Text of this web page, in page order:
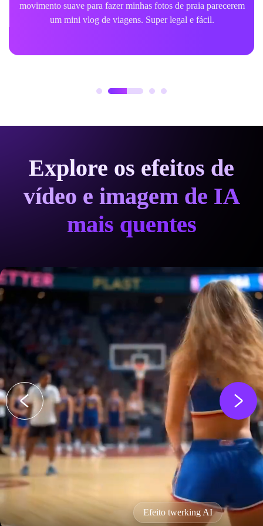
movimento suave para fazer minhas fotos de praia parecerem
um mini vlog de viagens. Super legal e fácil.
Explore os efeitos de
vídeo e imagem de IA
mais quentes
Efeito twerking AI